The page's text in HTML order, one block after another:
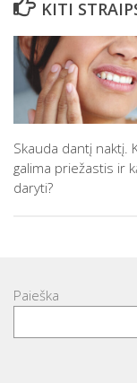
KITI
Skauda dantį naktį.
galima priežastis ir
daryti?
Paieška